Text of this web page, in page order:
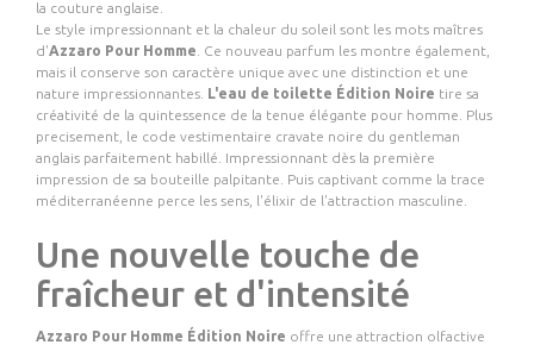
la couture anglaise.
Le style impressionnant et la chaleur du soleil sont les mots maîtres
d'Azzaro Pour Homme . Ce nouveau parfum les montre également,
mais il conserve son caractère unique avec une distinction et une
nature impressionnantes. L'eau de toilette Édition Noire tire sa
créativité de la quintessence de la tenue élégante pour homme. Plus
precisement, le code vestimentaire cravate noire du gentleman
anglais parfaitement habillé. Impressionnant dès la première
impression de sa bouteille palpitante. Puis captivant comme la trace
méditerranéenne perce les sens, l'élixir de l'attraction masculine.
Une nouvelle touche de
fraîcheur et d'intensité
Azzaro Pour Homme Édition Noire offre une attraction olfactive